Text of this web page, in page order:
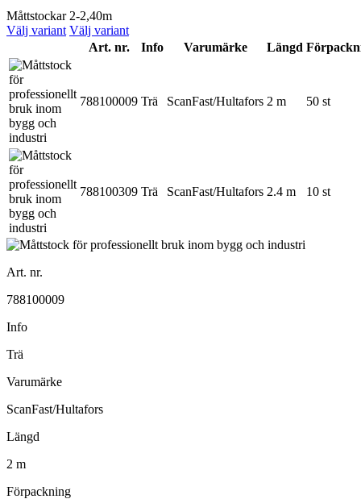
Måttstockar 2-2,40m
Välj variant Välj variant
Art. nr.
Info Varumärke Längd
788100009 Trä ScanFast/Hultafors 2 m 50 st
788100309 Trä ScanFast/Hultafors 2.4 m 10 st
Art. nr.
788100009
Info
Trä
Varumärke
ScanFast/Hultafors
Längd
2 m
Förpackning